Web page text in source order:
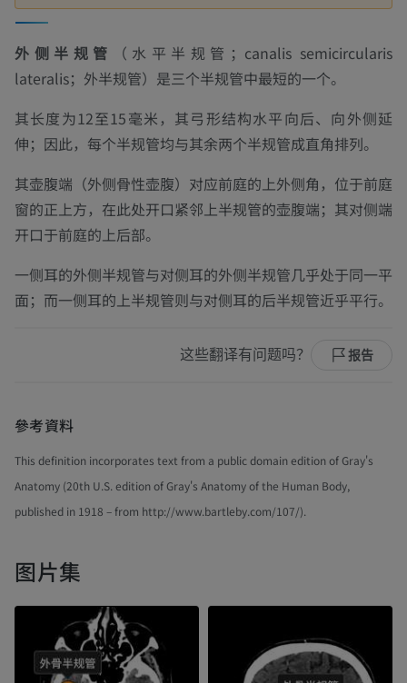
外侧半规管 （水平半规管； canalis semicircularis
lateralis；外半规管）是三个半规管中最短的一个。
其长度为12至15毫米，其弓形结构水平向后、向外侧延
伸；因此，每个半规管均与其余两个半规管成直角排列。
其壶腹端（外侧骨性壶腹）对应前庭的上外侧角，位于前庭
窗的正上方，在此处开口紧邻上半规管的壶腹端；其对侧端
开口于前庭的上后部。
一侧耳的外侧半规管与对侧耳的外侧半规管几乎处于同一平
面；而一侧耳的上半规管则与对侧耳的后半规管近乎平行。
这些翻译有问题吗？ 报告
參考資料
This definition incorporates text from a public domain edition of Gray's
Anatomy (20th U.S. edition of Gray's Anatomy of the Human Body,
published in 1918 – from http://www.bartleby.com/107/).
图片集